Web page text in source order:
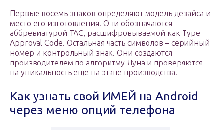
Первые восемь знаков определяют модель девайса и
место его изготовления. Они обозначаются
аббревиатурой TAC, расшифровываемой как Type
Approval Code. Остальная часть символов – серийный
номер и контрольный знак. Они создаются
производителем по алгоритму Луна и проверяются
на уникальность еще на этапе производства.
Как узнать свой ИМЕЙ на Android
через меню опций телефона